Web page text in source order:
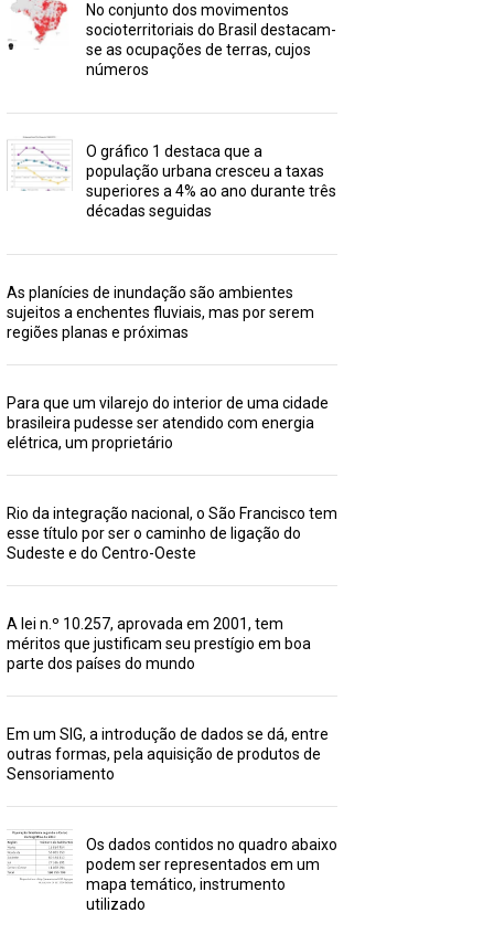
No conjunto dos movimentos
socioterritoriais do Brasil destacam-
se as ocupações de terras, cujos
números
O gráfico 1 destaca que a
população urbana cresceu a taxas
superiores a 4% ao ano durante três
décadas seguidas
As planícies de inundação são ambientes
sujeitos a enchentes fluviais, mas por serem
regiões planas e próximas
Para que um vilarejo do interior de uma cidade
brasileira pudesse ser atendido com energia
elétrica, um proprietário
Rio da integração nacional, o São Francisco tem
esse título por ser o caminho de ligação do
Sudeste e do Centro-Oeste
A lei n.º 10.257, aprovada em 2001, tem
méritos que justificam seu prestígio em boa
parte dos países do mundo
Em um SIG, a introdução de dados se dá, entre
outras formas, pela aquisição de produtos de
Sensoriamento
Os dados contidos no quadro abaixo
podem ser representados em um
mapa temático, instrumento
utilizado